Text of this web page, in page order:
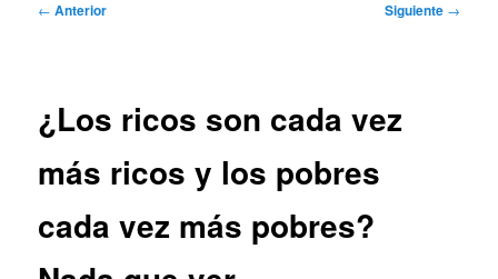
Navegación
← Anterior Siguiente →
¿Los ricos son cada vez
más ricos y los pobres
cada vez más pobres?